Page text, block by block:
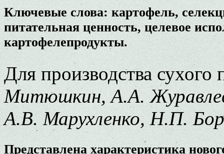
Ключевые слова: картофель,
питательная ценность, целевое
картофелепродукты.
Для производства
Митюшкин, А.А.
А.В. Марухленко, Н.П.
Представлена характеристика